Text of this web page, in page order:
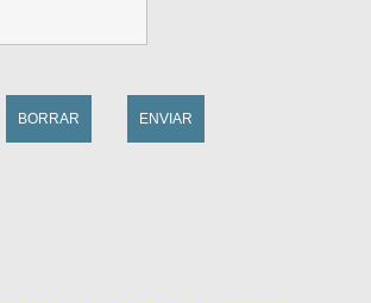
BORRAR ENVIAR